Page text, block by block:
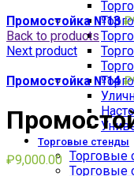
Торговые стенды
Торговые
Торговые
Промостойка №13₽
Back to products
Next product
Промостойка №14₽
₽9,000.00